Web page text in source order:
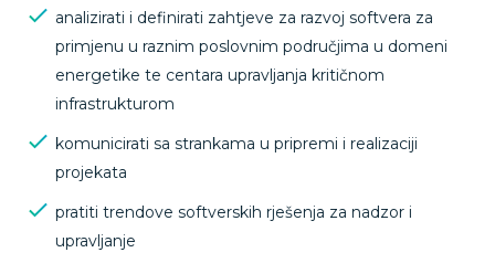
analizirati i definirati zahtjeve za razvoj softvera za
primjenu u raznim poslovnim područjima u domeni
energetike te centara upravljanja kritičnom
infrastrukturom
komunicirati sa strankama u pripremi i realizaciji
projekata
pratiti trendove softverskih rješenja za nadzor i
upravljanje